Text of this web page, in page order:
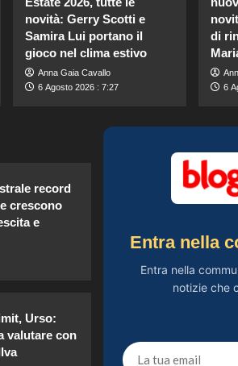
novità: Gerry Scotti e
Samira Lui portano il
gioco nel clima estivo
Anna Gaia Cavallo
6 Agosto 2026 : 7:27
di
6
record
crescono
e
Urso:
valutare con
Entra nella
Entra nella
notizie che